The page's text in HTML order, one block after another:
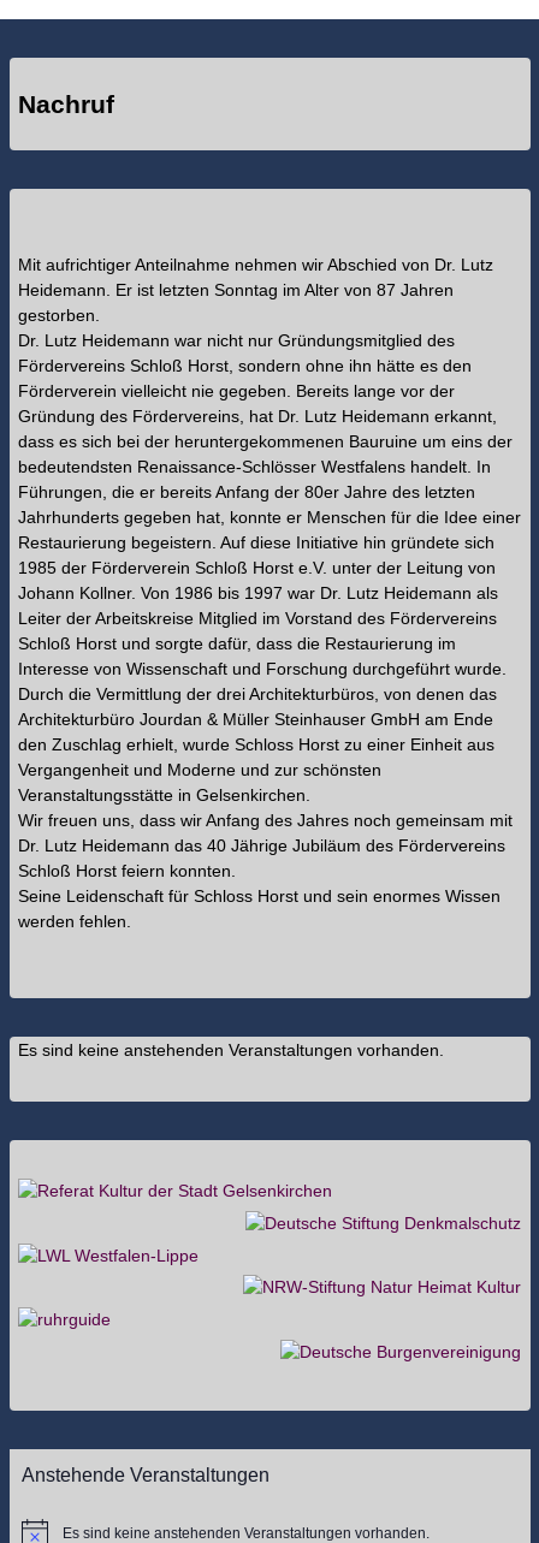
Nachruf
Mit aufrichtiger Anteilnahme nehmen wir Abschied von Dr. Lutz
Heidemann. Er ist letzten Sonntag im Alter von 87 Jahren
gestorben.
Dr. Lutz Heidemann war nicht nur Gründungsmitglied des
Fördervereins Schloß Horst, sondern ohne ihn hätte es den
Förderverein vielleicht nie gegeben. Bereits lange vor der
Gründung des Fördervereins, hat Dr. Lutz Heidemann erkannt,
dass es sich bei der heruntergekommenen Bauruine um eins der
bedeutendsten Renaissance-Schlösser Westfalens handelt. In
Führungen, die er bereits Anfang der 80er Jahre des letzten
Jahrhunderts gegeben hat, konnte er Menschen für die Idee einer
Restaurierung begeistern. Auf diese Initiative hin gründete sich
1985 der Förderverein Schloß Horst e.V. unter der Leitung von
Johann Kollner. Von 1986 bis 1997 war Dr. Lutz Heidemann als
Leiter der Arbeitskreise Mitglied im Vorstand des Fördervereins
Schloß Horst und sorgte dafür, dass die Restaurierung im
Interesse von Wissenschaft und Forschung durchgeführt wurde.
Durch die Vermittlung der drei Architekturbüros, von denen das
Architekturbüro Jourdan & Müller Steinhauser GmbH am Ende
den Zuschlag erhielt, wurde Schloss Horst zu einer Einheit aus
Vergangenheit und Moderne und zur schönsten
Veranstaltungsstätte in Gelsenkirchen.
Wir freuen uns, dass wir Anfang des Jahres noch gemeinsam mit
Dr. Lutz Heidemann das 40 Jährige Jubiläum des Fördervereins
Schloß Horst feiern konnten.
Seine Leidenschaft für Schloss Horst und sein enormes Wissen
werden fehlen.
Es sind keine anstehenden Veranstaltungen vorhanden.
Anstehende Veranstaltungen
Es sind keine anstehenden Veranstaltungen vorhanden.